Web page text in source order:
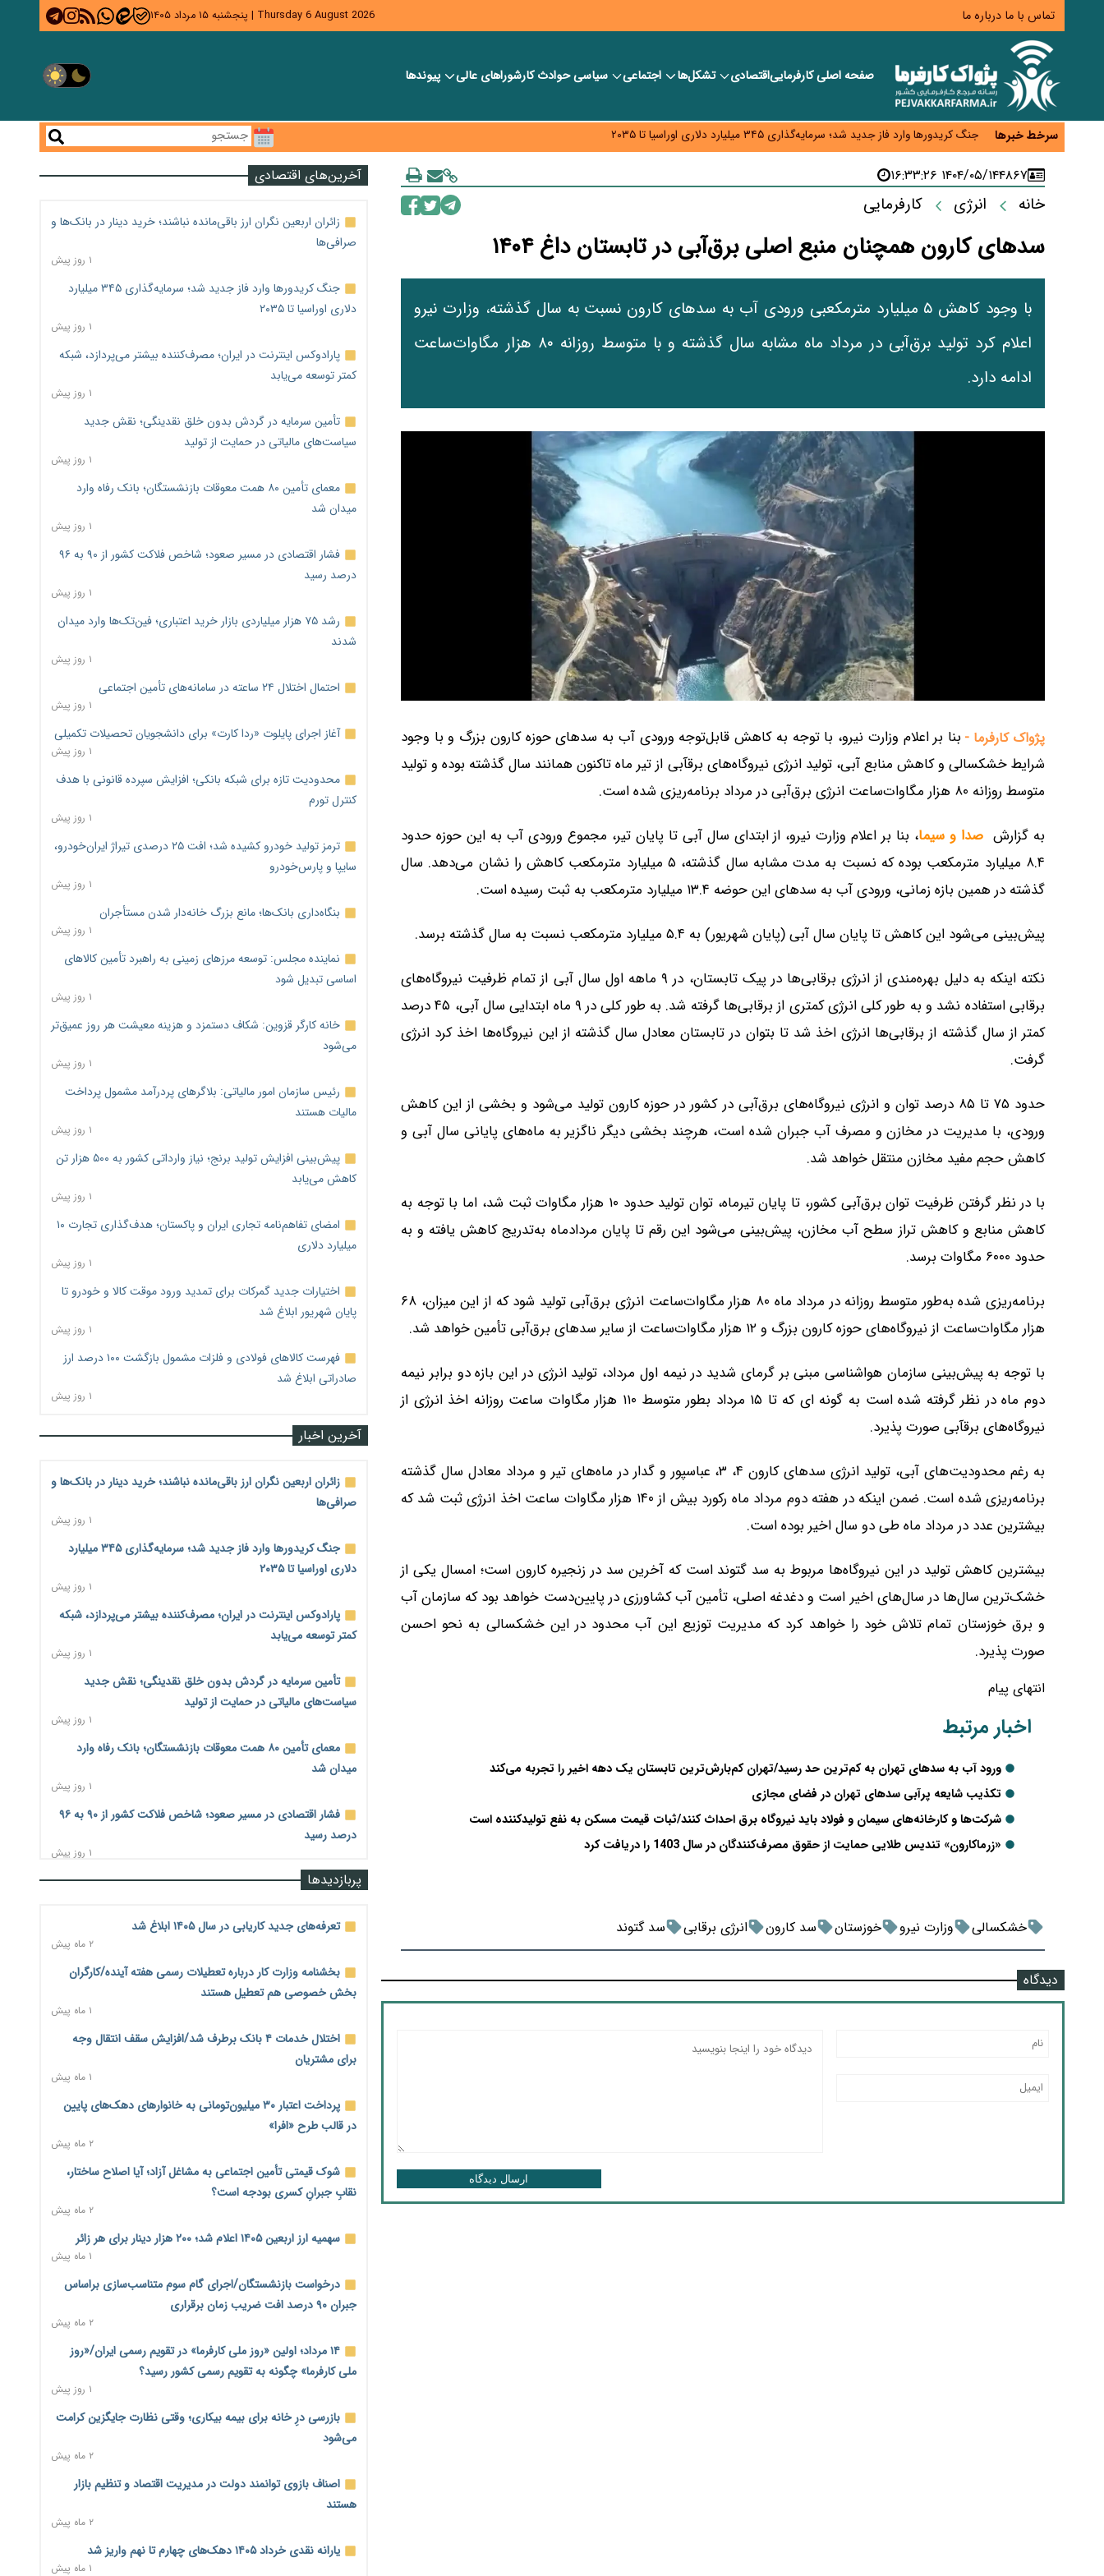
تماس با ما درباره ما Thursday 6 August 2026
| پنجشنبه ۱۵ مرداد ۱۴۰۵
صفحه اصلیکارفرماییاقتصادی تشکل‌ها اجتماعی سیاسیحوادث کارشورا‎های عالی پیوندها
سرخط خبرها
زائران اربعین نگران ارز باقی‌مانده نباشند؛ خرید دینار در بانک‌ها و صرافی‌ها
جنگ کریدورها وارد فاز جدید شد؛ سرمایه‌گذاری ۳۴۵ میلیارد دلاری اوراسیا تا ۲۰۳۵
پارادوکس اینترنت در ایران؛ مصرف‌کننده بیشتر می‌پردازد، شبکه کمتر توسعه می‌یابد
تأمین سرمایه در گردش بدون خلق نقدینگی؛ نقش جدید سیاست‌های مالیاتی در حمایت از تولید
معمای تأمین ۸۰ همت معوقات بازنشستگان؛ بانک رفاه وارد میدان شد
۴۸۶۷۱۴۰۴/۰۵/۱۴ ۱۶:۳۳:۲۶
خانه انرژی کارفرمایی
سدهای کارون همچنان منبع اصلی برق‌آبی در تابستان داغ ۱۴۰۴
با وجود کاهش ۵ میلیارد مترمکعبی ورودی آب به سدهای کارون نسبت به سال گذشته، وزارت نیرو
اعلام کرد تولید برق‌آبی در مرداد ماه مشابه سال گذشته و با متوسط روزانه ۸۰ هزار مگاوات‌ساعت
ادامه دارد.
پژواک کارفرما - بنا بر اعلام وزارت نیرو، با توجه به کاهش قابل‌توجه ورودی آب به سد‌های حوزه کارون بزرگ و با وجود
شرایط خشکسالی و کاهش منابع آبی، تولید انرژی نیروگاه‌های برقآبی از تیر ماه تاکنون همانند سال گذشته بوده و تولید
متوسط روزانه ۸۰ هزار مگاوات‌ساعت انرژی برق‌آبی در مرداد برنامه‌ریزی شده است.
به گزارش صدا و سیما، بنا بر اعلام وزارت نیرو، از ابتدای سال آبی تا پایان تیر، مجموع ورودی آب به این حوزه حدود
۸.۴ میلیارد مترمکعب بوده که نسبت به مدت مشابه سال گذشته، ۵ میلیارد مترمکعب کاهش را نشان می‌دهد. سال
گذشته در همین بازه زمانی، ورودی آب به سد‌های این حوضه ۱۳.۴ میلیارد مترمکعب به ثبت رسیده است.
پیش‌بینی می‌شود این کاهش تا پایان سال آبی (پایان شهریور) به ۵.۴ میلیارد مترمکعب نسبت به سال گذشته برسد.
نکته اینکه به دلیل بهره‌مندی از انرژی برقابی‌ها در پیک تابستان، در ۹ ماهه اول سال آبی از تمام ظرفیت نیروگاه‌های
برقابی استفاده نشد و به طور کلی انرژی کمتری از برقابی‌ها گرفته شد. به طور کلی در ۹ ماه ابتدایی سال آبی، ۴۵ درصد
کمتر از سال گذشته از برقابی‌ها انرژی اخذ شد تا بتوان در تابستان معادل سال گذشته از این نیروگاه‌ها اخذ کرد انرژی
گرفت.
حدود ۷۵ تا ۸۵ درصد توان و انرژی نیروگاه‌های برق‌آبی در کشور در حوزه کارون تولید می‌شود و بخشی از این کاهش
ورودی، با مدیریت در مخازن و مصرف آب جبران شده است، هرچند بخشی دیگر ناگزیر به ماه‌های پایانی سال آبی و
کاهش حجم مفید مخازن منتقل خواهد شد.
با در نظر گرفتن ظرفیت توان برق‌آبی کشور، تا پایان تیرماه، توان تولید حدود ۱۰ هزار مگاوات ثبت شد، اما با توجه به
کاهش منابع و کاهش تراز سطح آب مخازن، پیش‌بینی می‌شود این رقم تا پایان مردادماه به‌تدریج کاهش یافته و به
حدود ۶۰۰۰ مگاوات برسد.
برنامه‌ریزی شده به‌طور متوسط روزانه در مرداد ماه ۸۰ هزار مگاوات‌ساعت انرژی برق‌آبی تولید شود که از این میزان، ۶۸
هزار مگاوات‌ساعت از نیروگاه‌های حوزه کارون بزرگ و ۱۲ هزار مگاوات‌ساعت از سایر سد‌های برق‌آبی تأمین خواهد شد.
با توجه به پیش‌بینی سازمان هواشناسی مبنی بر گرمای شدید در نیمه اول مرداد، تولید انرژی در این بازه دو برابر نیمه
دوم ماه در نظر گرفته شده است به گونه ا‌ی که تا ۱۵ مرداد بطور متوسط ۱۱۰ هزار مگاوات ساعت روزانه اخذ انرژی از
نیروگاه‌های برقآبی صورت پذیرد.
به رغم محدودیت‌های آبی، تولید انرژی سد‌های کارون ۴، ۳، عباسپور و گدار در ماه‌های تیر و مرداد معادل سال گذشته
برنامه‌ریزی شده است. ضمن اینکه در هفته دوم مرداد ماه رکورد بیش از ۱۴۰ هزار مگاوات ساعت اخذ انرژی ثبت شد که
بیشترین عدد در مرداد ماه طی دو سال اخیر بوده است.
بیشترین کاهش تولید در این نیروگاه‌ها مربوط به سد گتوند است که آخرین سد در زنجیره کارون است؛ امسال یکی از
خشک‌ترین سال‌ها در سال‌های اخیر است و دغدغه اصلی، تأمین آب کشاورزی در پایین‌دست خواهد بود که سازمان آب
و برق خوزستان تمام تلاش خود را خواهد کرد که مدیریت توزیع این آب محدود در این خشکسالی به نحو احسن
صورت پذیرد.
انتهای پیام
اخبار مرتبط
ورود آب به سدهای تهران به کم‌ترین حد رسید/تهران کم‌بارش‌ترین تابستان یک دهه اخیر را تجربه می‌کند
تکذیب شایعه پرآبی سدهای تهران در فضای مجازی
شرکت‌ها و کارخانه‌های سیمان و فولاد باید نیروگاه برق احداث کنند/ثبات قیمت مسکن به نفع تولیدکننده است
«زرماکارون» تندیس طلایی حمایت از حقوق مصرف‌کنندگان در سال 1403 را دریافت کرد
خشکسالی وزارت نیرو خوزستان سد کارون انرژی برقابی سد گتوند
دیدگاه
ارسال دیدگاه
آخرین‌های اقتصادی
زائران اربعین نگران ارز باقی‌مانده نباشند؛ خرید دینار در بانک‌ها و
صرافی‌ها
۱ روز پیش
جنگ کریدورها وارد فاز جدید شد؛ سرمایه‌گذاری ۳۴۵ میلیارد
دلاری اوراسیا تا ۲۰۳۵
۱ روز پیش
پارادوکس اینترنت در ایران؛ مصرف‌کننده بیشتر می‌پردازد، شبکه
کمتر توسعه می‌یابد
۱ روز پیش
تأمین سرمایه در گردش بدون خلق نقدینگی؛ نقش جدید
سیاست‌های مالیاتی در حمایت از تولید
۱ روز پیش
معمای تأمین ۸۰ همت معوقات بازنشستگان؛ بانک رفاه وارد
میدان شد
۱ روز پیش
فشار اقتصادی در مسیر صعود؛ شاخص فلاکت کشور از ۹۰ به ۹۶
درصد رسید
۱ روز پیش
رشد ۷۵ هزار میلیاردی بازار خرید اعتباری؛ فین‌تک‌ها وارد میدان
شدند
۱ روز پیش
احتمال اختلال ۲۴ ساعته در سامانه‌های تأمین اجتماعی
۱ روز پیش
آغاز اجرای پایلوت «ردا کارت» برای دانشجویان تحصیلات تکمیلی
۱ روز پیش
محدودیت تازه برای شبکه بانکی؛ افزایش سپرده قانونی با هدف
کنترل تورم
۱ روز پیش
ترمز تولید خودرو کشیده شد؛ افت ۲۵ درصدی تیراژ ایران‌خودرو،
سایپا و پارس‌خودرو
۱ روز پیش
بنگاه‌داری بانک‌ها؛ مانع بزرگ خانه‌دار شدن مستأجران
۱ روز پیش
نماینده مجلس: توسعه مرزهای زمینی به راهبرد تأمین کالاهای
اساسی تبدیل شود
۱ روز پیش
خانه کارگر قزوین: شکاف دستمزد و هزینه معیشت هر روز عمیق‌تر
می‌شود
۱ روز پیش
رئیس سازمان امور مالیاتی: بلاگرهای پردرآمد مشمول پرداخت
مالیات هستند
۱ روز پیش
پیش‌بینی افزایش تولید برنج؛ نیاز وارداتی کشور به ۵۰۰ هزار تن
کاهش می‌یابد
۱ روز پیش
امضای تفاهم‌نامه تجاری ایران و پاکستان؛ هدف‌گذاری تجارت ۱۰
میلیارد دلاری
۱ روز پیش
اختیارات جدید گمرکات برای تمدید ورود موقت کالا و خودرو تا
پایان شهریور ابلاغ شد
۱ روز پیش
فهرست کالاهای فولادی و فلزات مشمول بازگشت ۱۰۰ درصد ارز
صادراتی ابلاغ شد
۱ روز پیش
آخرین اخبار
زائران اربعین نگران ارز باقی‌مانده نباشند؛ خرید دینار در بانک‌ها و
صرافی‌ها
۱ روز پیش
جنگ کریدورها وارد فاز جدید شد؛ سرمایه‌گذاری ۳۴۵ میلیارد
دلاری اوراسیا تا ۲۰۳۵
۱ روز پیش
پارادوکس اینترنت در ایران؛ مصرف‌کننده بیشتر می‌پردازد، شبکه
کمتر توسعه می‌یابد
۱ روز پیش
تأمین سرمایه در گردش بدون خلق نقدینگی؛ نقش جدید
سیاست‌های مالیاتی در حمایت از تولید
۱ روز پیش
معمای تأمین ۸۰ همت معوقات بازنشستگان؛ بانک رفاه وارد
میدان شد
۱ روز پیش
فشار اقتصادی در مسیر صعود؛ شاخص فلاکت کشور از ۹۰ به ۹۶
درصد رسید
۱ روز پیش
رشد ۷۵ هزار میلیاردی بازار خرید اعتباری؛ فین‌تک‌ها وارد میدان
۱ روز پیش
آغاز اجرای پایلوت «ردا کارت» برای دانشجویان تحصیلات تکمیلی
۱ روز پیش
محدودیت تازه برای شبکه بانکی؛ افزایش سپرده قانونی با هدف
کنترل تورم
۱ روز پیش
ترمز تولید خودرو کشیده شد؛ افت ۲۵ درصدی تیراژ ایران‌خودرو،
سایپا و پارس‌خودرو
۱ روز پیش
بنگاه‌داری بانک‌ها؛ مانع بزرگ خانه‌دار شدن مستأجران
نماینده مجلس: توسعه مرزهای زمینی به راهبرد تأمین کالاهای
اساسی تبدیل شود
۱ روز پیش
خانه کارگر قزوین: شکاف دستمزد و هزینه معیشت هر روز عمیق‌تر
می‌شود
۱ روز پیش
رئیس سازمان امور مالیاتی: بلاگرهای پردرآمد مشمول پرداخت
مالیات هستند
۱ روز پیش
پیش‌بینی افزایش تولید برنج؛ نیاز وارداتی کشور به ۵۰۰ هزار تن
کاهش می‌یابد
۱ روز پیش
میلیارد دلاری
۱ روز پیش
اختیارات جدید گمرکات برای تمدید ورود موقت کالا و خودرو تا
پربازدیدها
تعرفه‌های جدید کاریابی در سال ۱۴۰۵ ابلاغ شد
۲ ماه پیش
بخشنامه وزارت کار درباره تعطیلات رسمی هفته آینده/کارگران
بخش خصوصی هم تعطیل هستند
۱ ماه پیش
اختلال خدمات ۴ بانک برطرف شد/افزایش سقف انتقال وجه
برای مشتریان
۱ ماه پیش
پرداخت اعتبار ۳۰ میلیون‌تومانی به خانوارهای دهک‌های پایین
در قالب طرح «افرا»
۲ ماه پیش
شوک قیمتی تأمین اجتماعی به مشاغل آزاد؛ آیا اصلاح ساختار،
نقابِ جبرانِ کسری بودجه است؟
۲ ماه پیش
سهمیه ارز اربعین ۱۴۰۵ اعلام شد؛ ۲۰۰ هزار دینار برای هر زائر
۱ ماه پیش
درخواست بازنشستگان/اجرای گام سوم متناسب‌سازی براساس
جبران ۹۰ درصد افت ضریب زمان برقراری
۲ ماه پیش
۱۴ مرداد؛ اولین «روز ملی کارفرما» در تقویم رسمی ایران/«روز
ملی کارفرما» چگونه به تقویم رسمی کشور رسید؟
۱ روز پیش
بازرسی درِ خانه برای بیمه بیکاری؛ وقتی نظارت جایگزین کرامت
می‌شود
۲ ماه پیش
اصناف بازوی توانمند دولت در مدیریت اقتصاد و تنظیم بازار
هستند
۲ ماه پیش
یارانه نقدی خرداد ۱۴۰۵ دهک‌های چهارم تا نهم واریز شد
۱ ماه پیش